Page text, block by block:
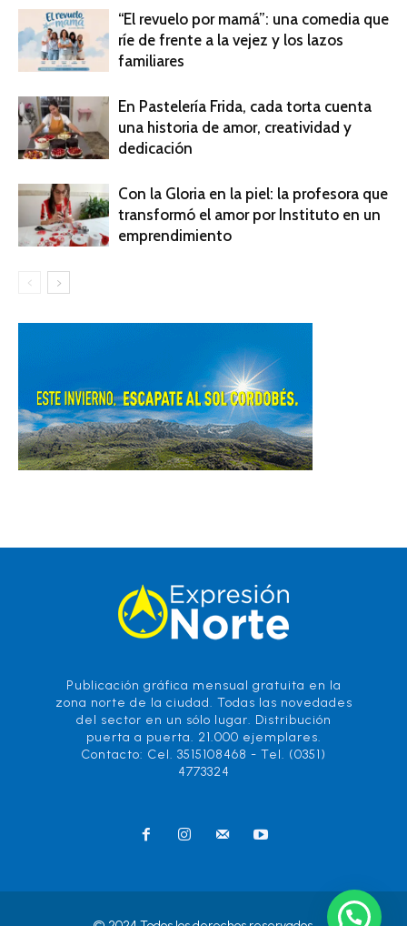
“El revuelo por mamá”: una comedia que
ríe de frente a la vejez y los lazos
familiares
En Pastelería Frida, cada torta cuenta
una historia de amor, creatividad y
dedicación
Con la Gloria en la piel: la profesora que
transformó el amor por Instituto en un
emprendimiento
Publicación gráfica mensual gratuita en la
zona norte de la ciudad. Todas las novedades
del sector en un sólo lugar. Distribución
puerta a puerta. 21.000 ejemplares.
Contacto: Cel. 3515108468 - Tel. (0351)
4773324